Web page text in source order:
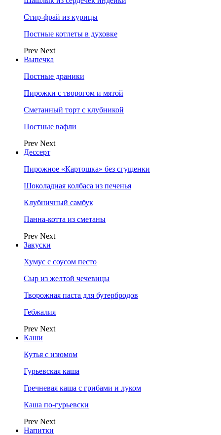
Стир-фрай из курицы
Постные котлеты в духовке
Prev Next
Выпечка
Постные драники
Пирожки с творогом и мятой
Сметанный торт с клубникой
Постные вафли
Prev Next
Дессерт
Пирожное «Картошка» без сгущенки
Шоколадная колбаса из печенья
Клубничный самбук
Панна-котта из сметаны
Prev Next
Закуски
Хумус с соусом песто
Сыр из желтой чечевицы
Творожная паста для бутербродов
Гебжалия
Prev Next
Каши
Кутья с изюмом
Гурьевская каша
Гречневая каша с грибами и луком
Каша по-гурьевски
Prev Next
Напитки